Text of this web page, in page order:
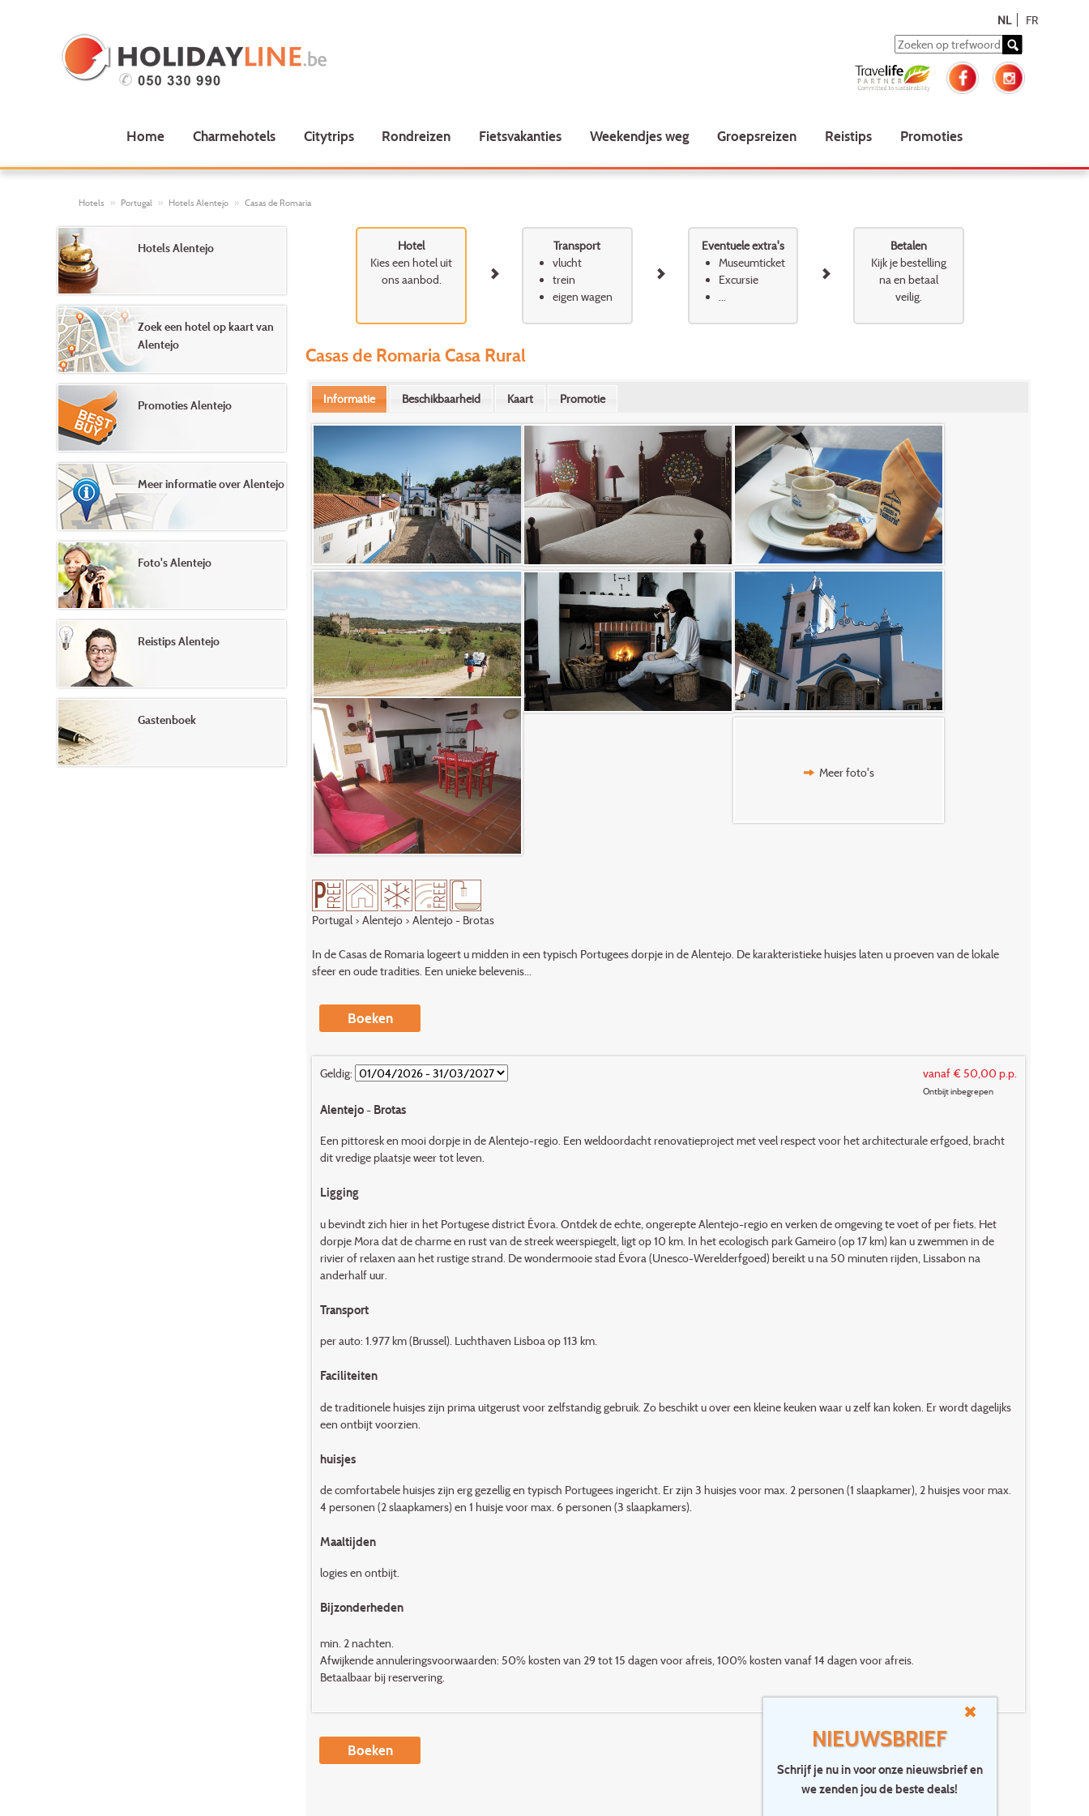
NIEUWSBRIEF
Schrijf je nu in voor onze nieuwsbrief en
we zenden jou de beste deals!
NL FR
Home Charmehotels Citytrips Rondreizen Fietsvakanties Weekendjes weg Groepsreizen Reistips Promoties
Hotels Portugal Hotels Alentejo Casas de Romaria
Hotel
Kies een hotel uit
ons aanbod.
Transport
vlucht
trein
eigen wagen
Eventuele extra's
Museumticket
Excursie
Betalen
Kijk je bestelling
na en betaal
veilig.
Casas de Romaria Casa Rural
Informatie Beschikbaarheid Kaart Promotie
Meer foto's
Portugal> Alentejo> Alentejo - Brotas
In de Casas de Romaria logeert u midden in een typisch Portugees dorpje in de Alentejo. De karakteristieke huisjes laten u proeven van de lokale
sfeer en oude tradities. Een unieke belevenis...
Boeken
vanaf € 50,00 p.p.
Ontbijt inbegrepen
Geldig:
Alentejo - Brotas
Een pittoresk en mooi dorpje in de Alentejo-regio. Een weldoordacht renovatieproject met veel respect voor het architecturale erfgoed, bracht
dit vredige plaatsje weer tot leven.
Ligging
u bevindt zich hier in het Portugese district Évora. Ontdek de echte, ongerepte Alentejo-regio en verken de omgeving te voet of per fiets. Het
dorpje Mora dat de charme en rust van de streek weerspiegelt, ligt op 10 km. In het ecologisch park Gameiro (op 17 km) kan u zwemmen in de
rivier of relaxen aan het rustige strand. De wondermooie stad Évora (Unesco-Werelderfgoed) bereikt u na 50 minuten rijden, Lissabon na
anderhalf uur.
Transport
per auto: 1.977 km (Brussel). Luchthaven Lisboa op 113 km.
Faciliteiten
de traditionele huisjes zijn prima uitgerust voor zelfstandig gebruik. Zo beschikt u over een kleine keuken waar u zelf kan koken. Er wordt dagelijks
een ontbijt voorzien.
huisjes
de comfortabele huisjes zijn erg gezellig en typisch Portugees ingericht. Er zijn 3 huisjes voor max. 2 personen (1 slaapkamer), 2 huisjes voor max.
4 personen (2 slaapkamers) en 1 huisje voor max. 6 personen (3 slaapkamers).
Maaltijden
logies en ontbijt.
Bijzonderheden
min. 2 nachten.
Afwijkende annuleringsvoorwaarden: 50% kosten van 29 tot 15 dagen voor afreis, 100% kosten vanaf 14 dagen voor afreis.
Betaalbaar bij reservering.
Boeken
Hotels Alentejo
Zoek een hotel op kaart van
Alentejo
Promoties Alentejo
Meer informatie over Alentejo
Foto's Alentejo
Reistips Alentejo
Gastenboek